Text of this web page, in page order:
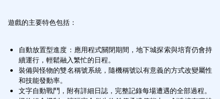
遊戲的主要特色包括：
自動放置型進度：應用程式關閉期間，地下城探索與培育仍會持
續運行，輕鬆融入繁忙的日程。
裝備與怪物的雙名稱號系統，隨機稱號以有意義的方式改變屬性
和技能發動率。
文字自動戰鬥，附有詳細日誌，完整記錄每場遭遇的全部過程。